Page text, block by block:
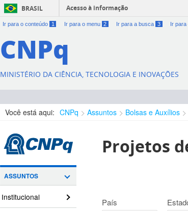
BRASIL Acesso à informação
Ir para o conteúdo 1 Ir para o menu 2 Ir para a busca 3 Ir para
CNPq
MINISTÉRIO DA CIÊNCIA, TECNOLOGIA E INOVAÇÕES
Você está aqui: CNPq Assuntos Bolsas e Auxílios
ASSUNTOS
Institucional
Projetos
País